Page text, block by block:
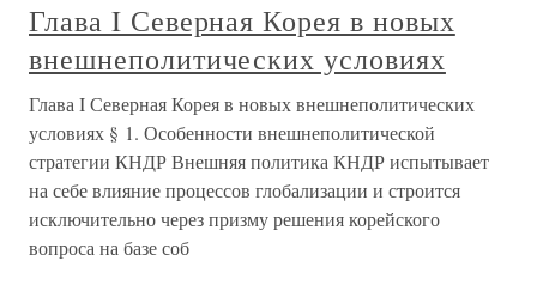
Глава I Северная Корея в новых
внешнеполитических условиях
Глава I Северная Корея в новых внешнеполитических
условиях § 1. Особенности внешнеполитической
стратегии КНДР Внешняя политика КНДР испытывает
на себе влияние процессов глобализации и строится
исключительно через призму решения корейского
вопроса на базе соб